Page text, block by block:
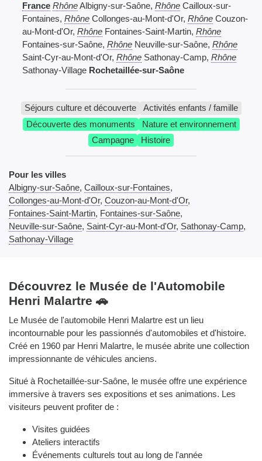
France RhôneAlbigny-sur-Saône, Rhône Cailloux-sur-
Fontaines, Rhône Collonges-au-Mont-d'Or, Rhône Couzon-
au-Mont-d'Or, Rhône Fontaines-Saint-Martin, Rhône
Fontaines-sur-Saône, Rhône Neuville-sur-Saône, Rhône
Saint-Cyr-au-Mont-d'Or, Rhône Sathonay-Camp, Rhône
Sathonay-Village Rochetaillée-sur-Saône
Séjours culture et découverte
Activités enfants / famille
Découverte des monuments
Nature et environnement
Campagne
Histoire
Pour les villes
Albigny-sur-Saône, Cailloux-sur-Fontaines,
Collonges-au-Mont-d'Or, Couzon-au-Mont-d'Or,
Fontaines-Saint-Martin, Fontaines-sur-Saône,
Neuville-sur-Saône, Saint-Cyr-au-Mont-d'Or, Sathonay-Camp,
Sathonay-Village
Découvrez le Musée de l'Automobile
Henri Malartre 🚗
Le Musée de l'automobile Henri Malartre est un lieu
incontournable pour les passionnés d'automobiles et d'histoire.
Créé en 1960 par Henri Malartre, le musée abrite une collection
impressionnante de véhicules anciens.
Situé à Rochetaillée-sur-Saône, le musée offre une expérience
immersive à travers ses expositions et ses animations. Les
visiteurs peuvent profiter de :
Visites guidées
Ateliers interactifs
Événements culturels tout au long de l'année